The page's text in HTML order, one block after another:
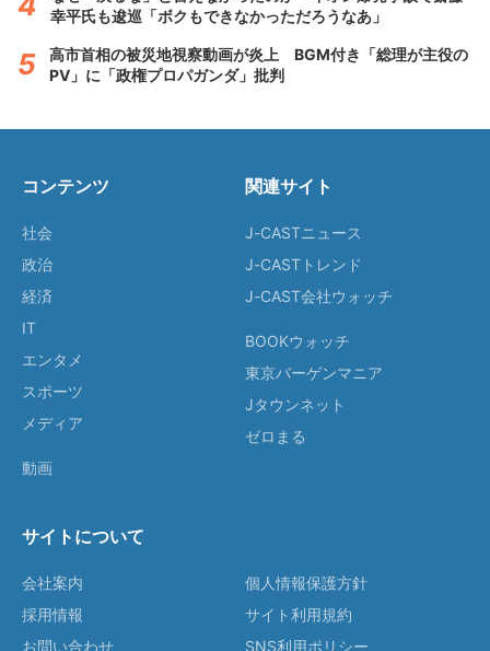
幸平氏も逡巡「ボクもできなかっただろうなあ」
高市首相の被災地視察動画が炎上 BGM付き「総理が主役の
PV」に「政権プロパガンダ」批判
コンテンツ
社会
政治
経済
IT
エンタメ
スポーツ
メディア
動画
関連サイト
J-CASTニュース
J-CASTトレンド
J-CAST会社ウォッチ
BOOKウォッチ
東京バーゲンマニア
Jタウンネット
ゼロまる
サイトについて
会社案内
採用情報
お問い合わせ
個人情報保護方針
サイト利用規約
SNS利用ポリシー